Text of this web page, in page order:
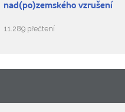
nad(po)zemského vzrušení
11.289 přečtení